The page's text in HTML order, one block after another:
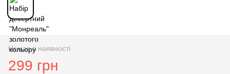
Немає в наявності
299 грн